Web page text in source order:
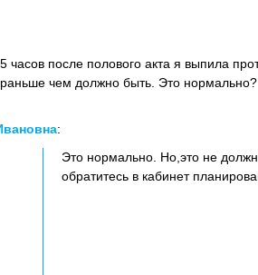
часов после полового акта я выпила
чем должно быть. Это нормально?
:
Это нормально. Но,это не
обратитесь в кабинет